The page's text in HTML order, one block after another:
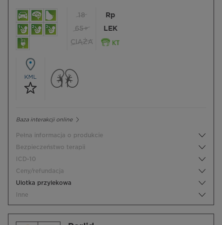
18
65+
CIĄŻA
Rp
LEK
KML
Baza interakcji online
Pełna informacja o produkcie
Bezpieczeństwo terapii
ICD-10
Ceny/refundacja
Ulotka przylekowa
Inne